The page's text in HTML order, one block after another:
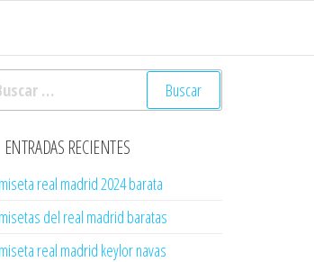
ENTRADAS RECIENTES
real madrid 2024 barata
del real madrid baratas
real madrid keylor navas